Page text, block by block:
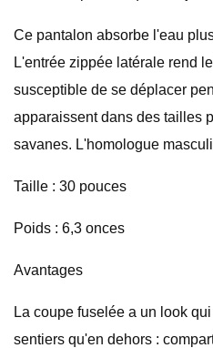
Ce pantalon absorbe l'eau
L'entrée zippée latérale rend
susceptible de se déplacer
apparaissent dans des tailles
savanes. L'homologue
Taille : 30 pouces
Poids : 6,3 onces
Avantages
La coupe fuselée a un look
sentiers qu'en dehors :